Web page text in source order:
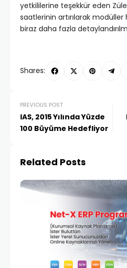
yetkililerine teşekkür eden
saatlerinin artırılarak
biraz daha fazla
Shares:
PREVIOUS POST
IAS, 2015 Yılında Yüzde
100 Büyüme Hedefliyor
Related Posts